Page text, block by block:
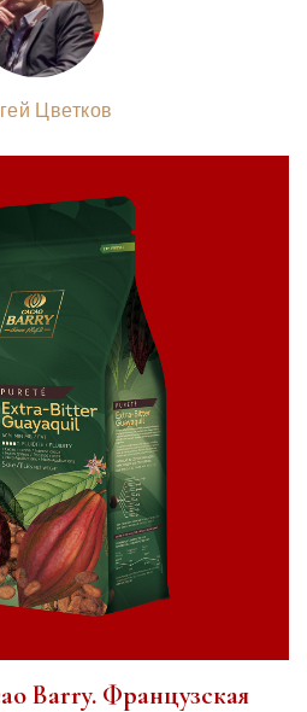
Цветков
Barry. Французская